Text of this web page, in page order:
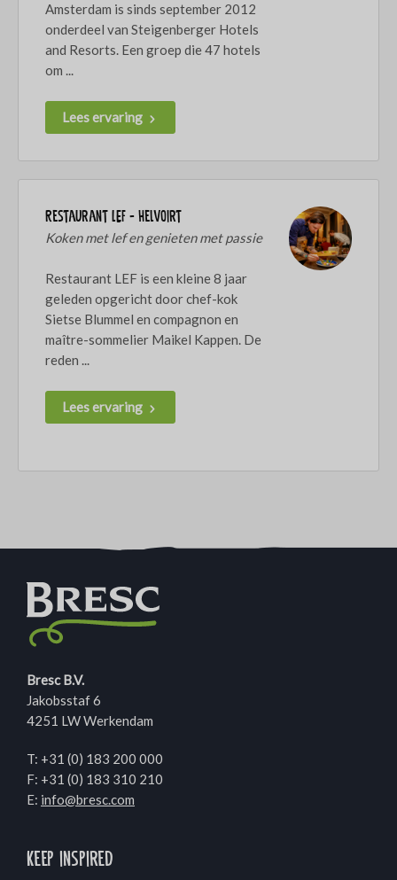
Amsterdam is sinds september 2012
onderdeel van Steigenberger Hotels
and Resorts. Een groep die 47 hotels
om ...
Lees ervaring
Restaurant LEF - Helvoirt
Koken met lef en genieten met passie
Restaurant LEF is een kleine 8 jaar
geleden opgericht door chef-kok
Sietse Blummel en compagnon en
maître-sommelier Maikel Kappen. De
reden ...
Lees ervaring
Bresc B.V.
Jakobsstaf 6
4251 LW Werkendam
T: +31 (0) 183 200 000
F: +31 (0) 183 310 210
E: info@bresc.com
Keep inspired